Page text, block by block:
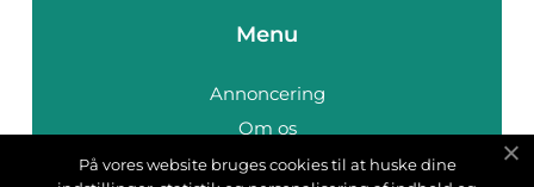
Menu
Annoncering
Om os
Cookies
På vores website bruges cookies til at huske dine